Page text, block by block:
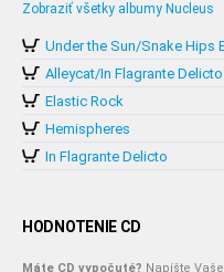
Zobraziť všetky albumy Nucleus
Under the Sun/Snake Hips
Alleycat/In Flagrante Delicto
Elastic Rock
Hemispheres
In Flagrante Delicto
HODNOTENIE CD
Máte CD vypočuté? Napíšte